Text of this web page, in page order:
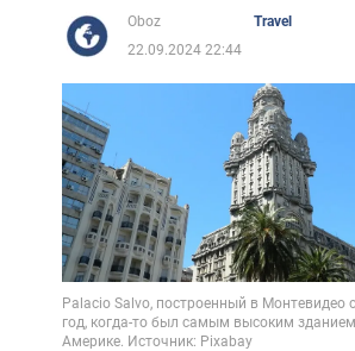
Африка
Жизнь
Лайфхаки
Oboz
Travel
22.09.2024 22:44
Palacio Salvo, построенный в Монтевидео
год, когда-то был самым высоким
Америке. Источник: Pixabay